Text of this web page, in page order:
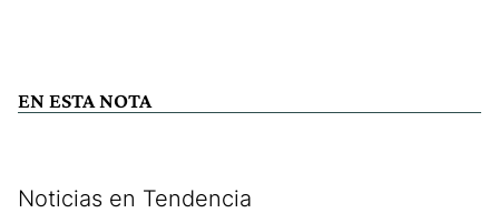
EN ESTA NOTA
Noticias en Tendencia